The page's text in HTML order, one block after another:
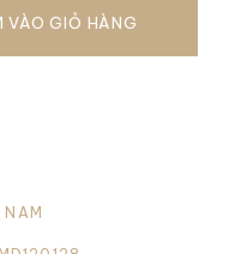
VÀO GIỎ HÀNG